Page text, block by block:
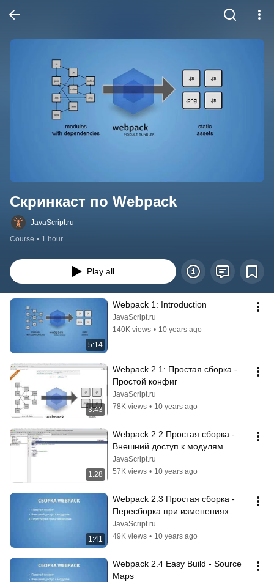
Скринкаст по Webpack
JavaScript.ru
Course • 1 hour
Play all
5:14
Webpack 1: Introduction
JavaScript.ru
140K views • 10 years ago
3:43
Webpack 2.1: Простая сборка -
Простой конфиг
JavaScript.ru
78K views • 10 years ago
1:28
Webpack 2.2 Простая сборка -
Внешний доступ к модулям
JavaScript.ru
57K views • 10 years ago
1:41
Webpack 2.3 Простая сборка -
Пересборка при изменениях
JavaScript.ru
49K views • 10 years ago
Webpack 2.4 Easy Build - Source
Maps